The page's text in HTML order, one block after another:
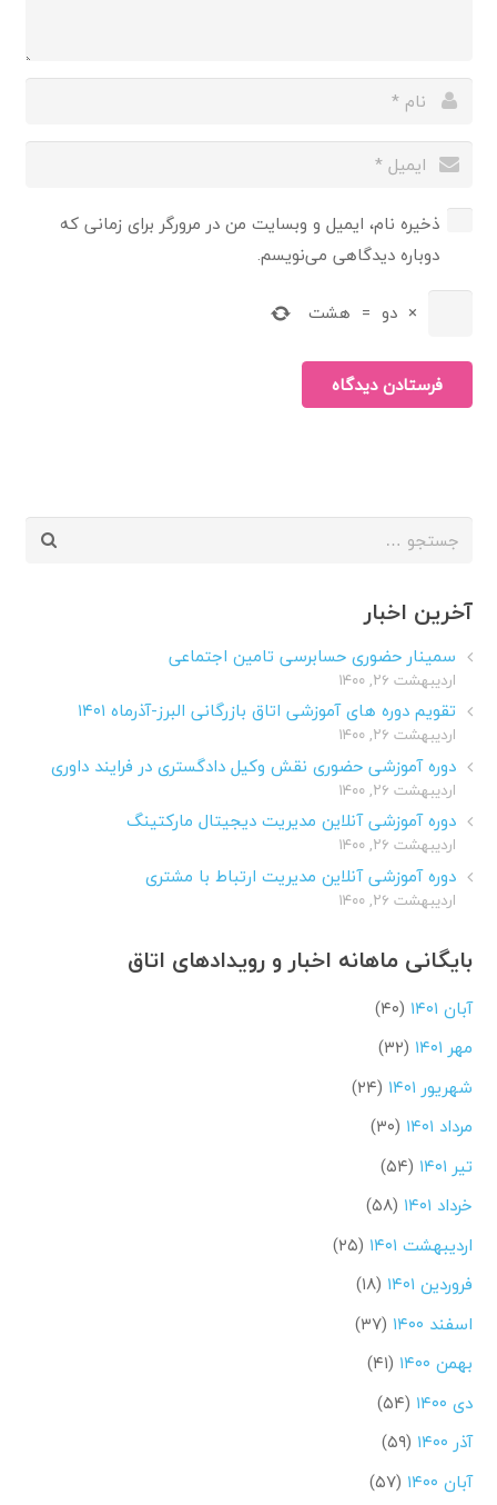
ذخیره نام، ایمیل و وبسایت من در مرورگر برای زمانی که
دوباره دیدگاهی می‌نویسم.
× دو = هشت
فرستادن دیدگاه
جستجو
آخرین اخبار
سمینار حضوری حسابرسی تامین اجتماعی
اردیبهشت ۲۶, ۱۴۰۰
تقویم دوره های آموزشی اتاق بازرگانی البرز-آذرماه ۱۴۰۱
اردیبهشت ۲۶, ۱۴۰۰
دوره آموزشی حضوری نقش وکیل دادگستری در فرایند داوری
اردیبهشت ۲۶, ۱۴۰۰
دوره آموزشی آنلاین مدیریت دیجیتال مارکتینگ
اردیبهشت ۲۶, ۱۴۰۰
دوره آموزشی آنلاین مدیریت ارتباط با مشتری
اردیبهشت ۲۶, ۱۴۰۰
بایگانی ماهانه اخبار و رویدادهای اتاق
آبان ۱۴۰۱
(۴۰)
مهر ۱۴۰۱
(۳۲)
شهریور ۱۴۰۱
(۲۴)
مرداد ۱۴۰۱
(۳۰)
تیر ۱۴۰۱
(۵۴)
خرداد ۱۴۰۱
(۵۸)
اردیبهشت ۱۴۰۱
(۲۵)
فروردین ۱۴۰۱
(۱۸)
اسفند ۱۴۰۰
(۳۷)
بهمن ۱۴۰۰
(۴۱)
دی ۱۴۰۰
(۵۴)
آذر ۱۴۰۰
(۵۹)
آبان ۱۴۰۰
(۵۷)